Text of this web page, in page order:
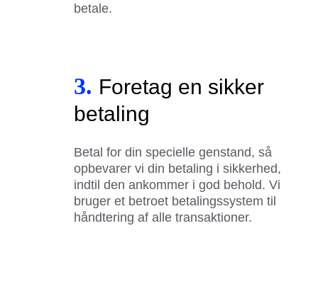
betale.
3. Foretag en sikker
betaling
Betal for din specielle genstand, så
opbevarer vi din betaling i sikkerhed,
indtil den ankommer i god behold. Vi
bruger et betroet betalingssystem til
håndtering af alle transaktioner.